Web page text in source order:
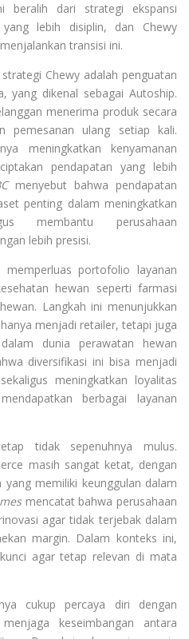
beralih dari strategi ekspansi
lebih disiplin, dan Chewy
transisi ini.
Chewy adalah penguatan
yang dikenal sebagai Autoship.
menerima produk secara
pemesanan ulang setiap kali.
meningkatkan kenyamanan
pendapatan yang lebih
menyebut bahwa pendapatan
penting dalam meningkatkan
membantu perusahaan
lebih presisi.
portofolio layanan
hewan seperti farmasi
Langkah ini menunjukkan
menjadi retailer, tetapi juga
dunia perawatan hewan
diversifikasi ini bisa menjadi
meningkatkan loyalitas
berbagai layanan
tidak sepenuhnya mulus.
masih sangat ketat, dengan
memiliki keunggulan dalam
mencatat bahwa perusahaan
agar tidak terjebak dalam
margin. Dalam konteks ini,
agar tetap relevan di mata
cukup percaya diri dengan
keseimbangan antara